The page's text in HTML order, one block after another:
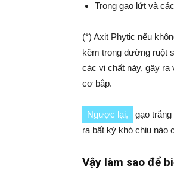
Trong gạo lứt và
(*) Axit Phytic nếu
kẽm trong đường ruột
các vi chất này, gây ra
cơ bắp.
Ngược lại, gạo trắng
ra bất kỳ khó chịu nào
Vậy làm sao để